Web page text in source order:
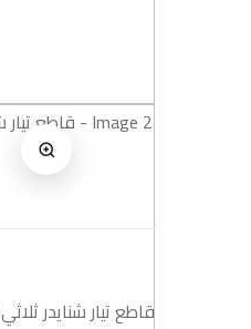
قاطع تيار شنايدر ثلاثي 20 أمبير – 400 فولت-11053